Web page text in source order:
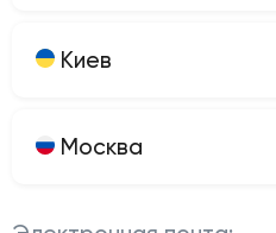
Киев
Москва